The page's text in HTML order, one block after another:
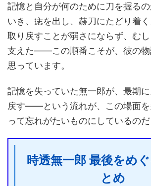
記憶と自分が何のために刀を握る
いき、痣を出し、赫刀にたどり着
取り戻すことが弱さにならず、む
支えた——この順番こそが、彼の物
思っています。
記憶を失っていた無一郎が、最期
戻す——という流れが、この場面を
って忘れがたいものにしているのだ
時透無一郎 最後をめ
とめ